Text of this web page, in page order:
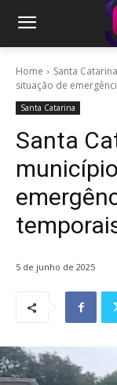
Home Santa Catarina
situação de
Santa Catarina
Santa
5 de junho de 2025